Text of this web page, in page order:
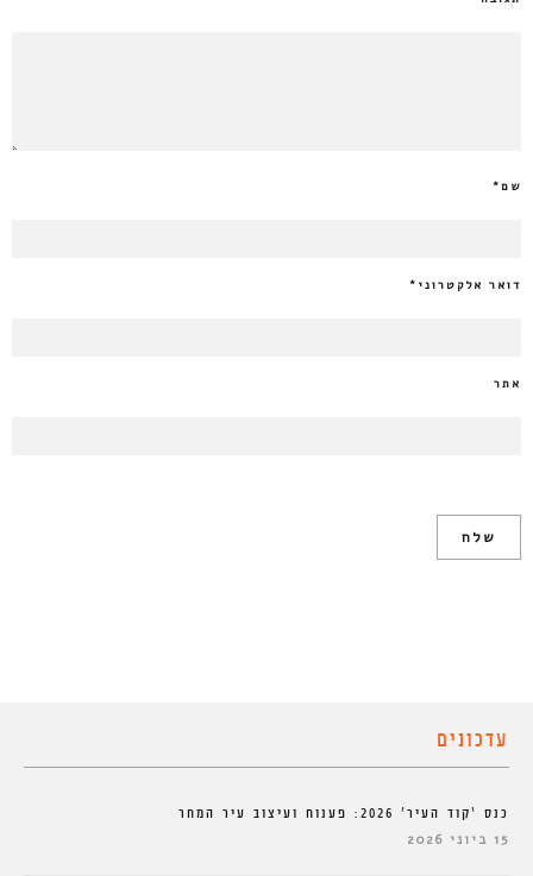
שם*
דואר אלקטרוני *
אתר
עדכונים
כנס ‘קוד העיר’ 2026: פענוח ועיצוב עיר המחר
15 ביוני 2026